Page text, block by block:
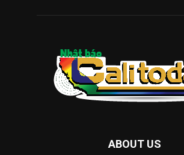
ABOUT US